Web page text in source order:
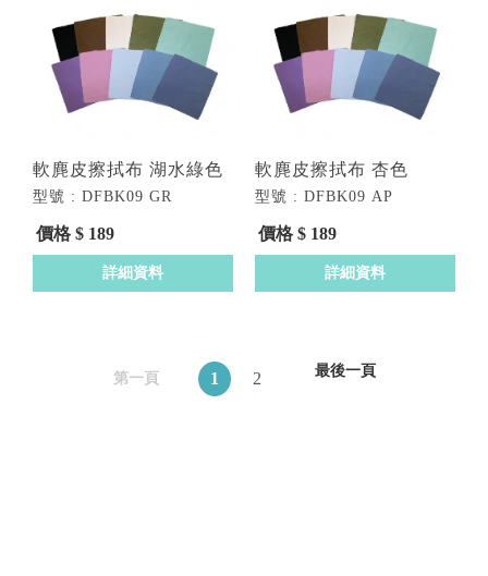
軟麂皮擦拭布 湖水綠色
型號 : DFBK09 GR
價格 $ 189
詳細資料
軟麂皮擦拭布 杏色
型號 : DFBK09 AP
價格 $ 189
詳細資料
第一頁 1 2 最後一頁